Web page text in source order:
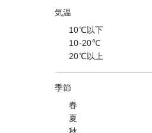
気温
10℃以下
10-20℃
20℃以上
季節
春
夏